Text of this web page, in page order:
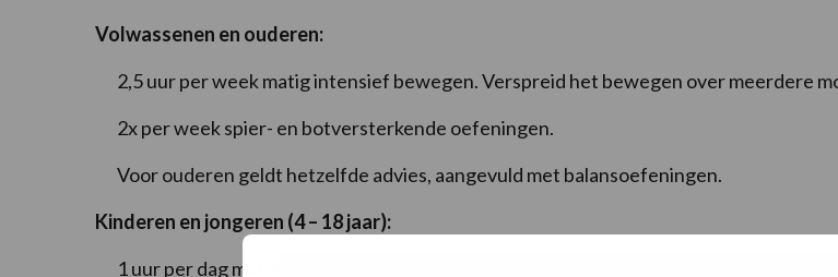
Volwassenen en ouderen:
2,5 uur per week matig intensief bewegen. Verspreid het bewegen over meerdere
2x per week spier- en botversterkende oefeningen.
Voor ouderen geldt hetzelfde advies, aangevuld met balansoefeningen.
Kinderen en jongeren (4 – 18 jaar):
1 uur per dag matig intensief bewegen (dat is als je ademhaling iets sneller wordt).